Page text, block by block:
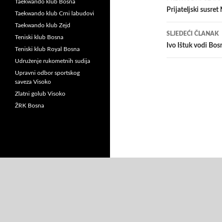
članaka
Prijateljski susret
SLJEDEĆI ČLANAK
Ivo Ištuk vodi
Taekwando klub Bosna
Taekwando klub Crni labudovi
Taekwando klub Zejd
Teniski klub Bosna
Teniski klub Royal Bosna
Udruženje rukometnih sudija
Upravni odbor sportskog
saveza Visoko
Zlatni golub Visoko
ŽRK Bosna